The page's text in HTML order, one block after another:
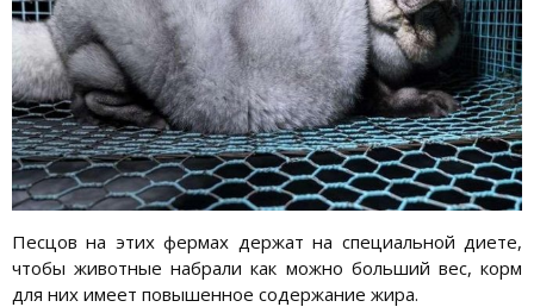
Песцов на этих фермах держат на специальной диете,
чтобы животные набрали как можно больший вес, корм
для них имеет повышенное содержание жира.